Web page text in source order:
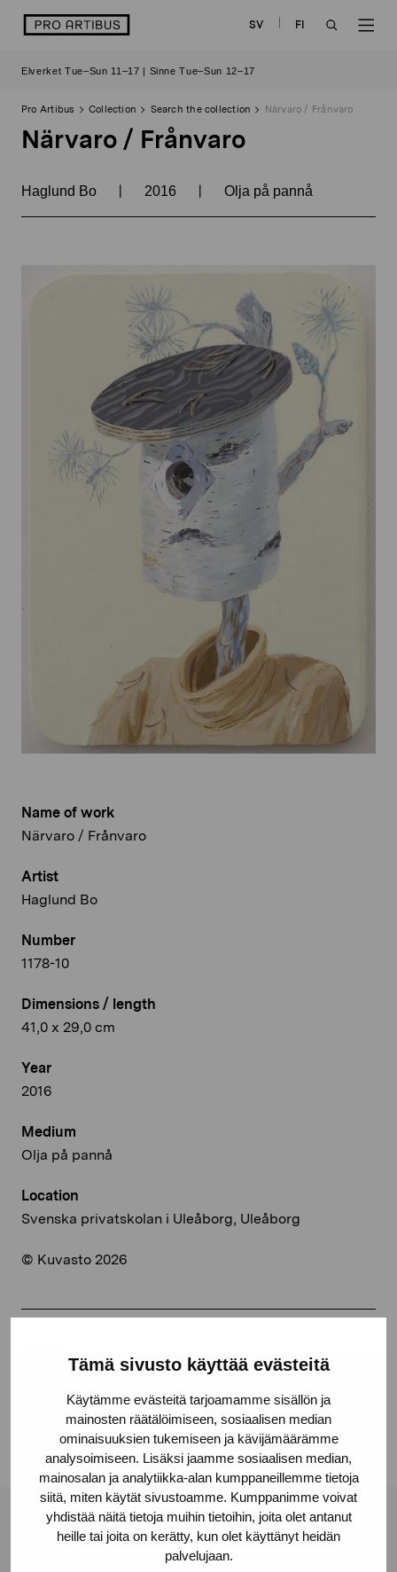
Tämä sivusto käyttää evästeitä
Käytämme evästeitä tarjoamamme sisällön ja
mainosten räätälöimiseen, sosiaalisen median
ominaisuuksien tukemiseen ja kävijämäärämme
analysoimiseen. Lisäksi jaamme sosiaalisen median,
mainosalan ja analytiikka-alan kumppaneillemme tietoja
siitä, miten käytät sivustoamme. Kumppanimme voivat
yhdistää näitä tietoja muihin tietoihin, joita olet antanut
heille tai joita on kerätty, kun olet käyttänyt heidän
palvelujaan.
logo SV
FI
Elverket Tue–Sun 11–17 | Sinne Tue–Sun 12–17
Pro Artibus Collection Search the collection Närvaro / Frånvaro
Närvaro / Frånvaro
Haglund Bo | 2016 | Olja på pannå
Name of work
Närvaro / Frånvaro
Artist
Haglund Bo
Number
1178-10
Dimensions / length
41,0 x 29,0 cm
Year
2016
Medium
Olja på pannå
Location
Svenska privatskolan i Uleåborg, Uleåborg
© Kuvasto 2026
Pro Artibus Foundation